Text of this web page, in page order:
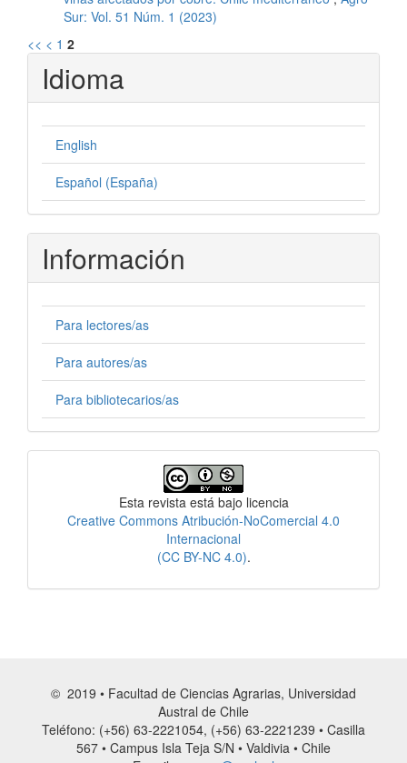
Sur: Vol. 51 Núm. 1 (2023)
<< < 1 2
Idioma
English
Español (España)
Información
Para lectores/as
Para autores/as
Para bibliotecarios/as
Esta revista está bajo licencia
Creative Commons Atribución-NoComercial 4.0
Internacional
(CC BY-NC 4.0).
© 2019 • Facultad de Ciencias Agrarias, Universidad
Austral de Chile
Teléfono: (+56) 63-2221054, (+56) 63-2221239 • Casilla
567 • Campus Isla Teja S/N • Valdivia • Chile